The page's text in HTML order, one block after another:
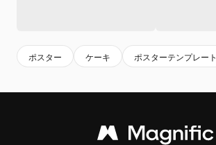
ポスター ケーキ ポスターテンプレート